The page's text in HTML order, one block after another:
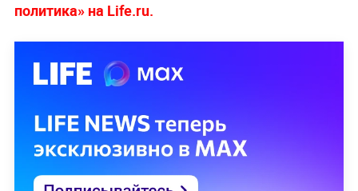
политика» на Life.ru.